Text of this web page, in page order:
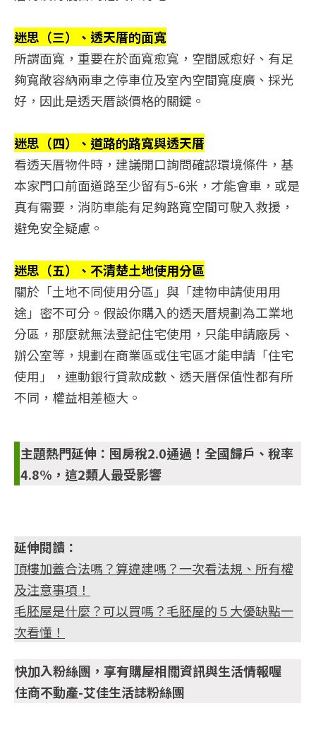
迷思（三）、透天厝的面寬
所謂面寬，重要在於面寬愈寬，空間感愈好、有足
夠寬敞容納兩車之停車位及室內空間寬度廣、採光
好，因此是透天厝談價格的關鍵。
迷思（四）、道路的路寬與透天厝
看透天厝物件時，建議開口詢問確認環境條件，基
本家門口前面道路至少留有5-6米，才能會車，或是
真有需要，消防車能有足夠路寬空間可駛入救援，
避免安全疑慮。
迷思（五）、不清楚土地使用分區
關於「土地不同使用分區」與「建物申請使用用
途」密不可分。假設你購入的透天厝規劃為工業地
分區，那麼就無法登記住宅使用，只能申請廠房、
辦公室等，規劃在商業區或住宅區才能申請「住宅
使用」，連動銀行貸款成數、透天厝保值性都有所
不同，權益相差極大。
主題熱門延伸： 囤房稅2.0通過！全國歸戶、稅率
4.8%，這2類人最受影響
延伸閱讀：
頂樓加蓋合法嗎？算違建嗎？一次看法規、所有權
及注意事項！
毛胚屋是什麼？可以買嗎？毛胚屋的５大優缺點一
次看懂！
快加入粉絲團，享有購屋相關資訊與生活情報喔
住商不動產-艾佳生活誌粉絲團